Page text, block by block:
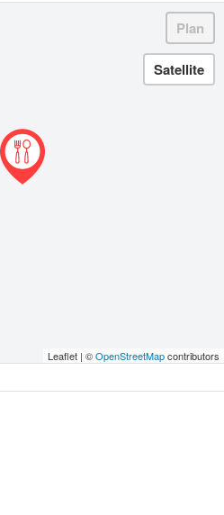
Leaflet | ©OpenStreetMapcontributors